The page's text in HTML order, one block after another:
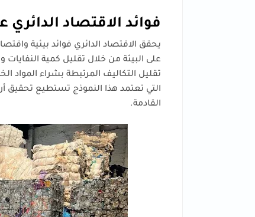
فوائد الاقتصاد الدائري
يحقق الاقتصاد الدائري فوائد بيئية
على البيئة من خلال تقليل كمية النفايات
تقليل التكاليف المرتبطة بشراء المواد
التي تعتمد هذا النموذج تستطيع تحقيق
القادمة.